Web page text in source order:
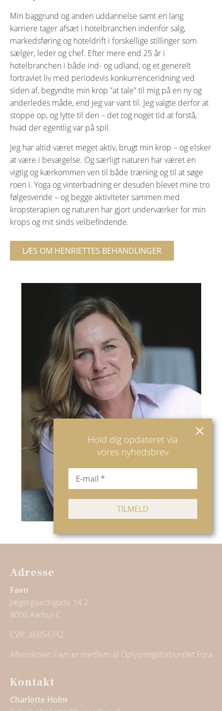
Min baggrund og anden uddannelse samt en lang
karriere tager afsæt i hotelbranchen indenfor salg,
markedsføring og hoteldrift i forskellige stillinger som
sælger, leder og chef. Efter mere end 25 år i
hotelbranchen i både ind- og udland, og et generelt
fortravlet liv med periodevis konkurrenceridning ved
siden af, begyndte min krop ”at tale” til mig på en ny og
anderledes måde, end jeg var vant til. Jeg valgte derfor at
stoppe op, og lytte til den – det tog noget tid at forstå,
hvad der egentlig var på spil.
Jeg har altid været meget aktiv, brugt min krop – og elsker
at være i bevægelse. Og særligt naturen har været en
vigtig og kærkommen ven til både træning og til at søge
roen i. Yoga og vinterbadning er desuden blevet mine tro
følgesvende – og begge aktiviteter sammen med
kropsterapien og naturen har gjort underværker for min
krops og mit sinds velbefindende.
LÆS OM HENRIETTES BEHANDLINGER
Hold dig opdateret via
vores nyhedsbrev
Adresse
Favn
Jægergaardsgade 14.2
8000 Aarhus C
CVR: 26854342
Aftenskolen Favn er medlem af Oplysningsforbundet Fora
Kontakt
Charlotte Holm